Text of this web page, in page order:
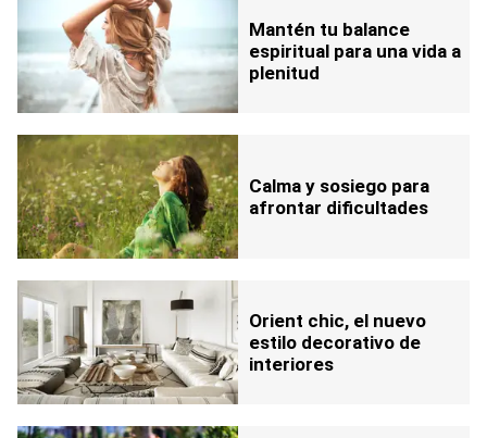
Mantén tu balance
espiritual para una vida a
plenitud
Calma y sosiego para
afrontar dificultades
Orient chic, el nuevo
estilo decorativo de
interiores